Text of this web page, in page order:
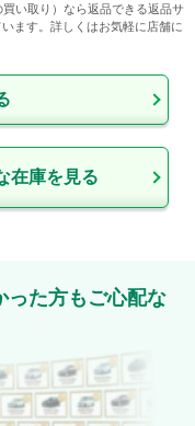
い取り）なら返品できる返品サ
ます。詳しくはお気軽に店舗に
在庫を見る
った方もご心配な